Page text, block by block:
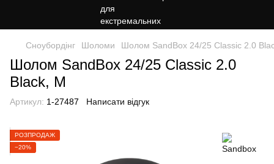
Сноубордiнг Шоломи Шолом SandBox 24/25 Classic 2.0
Шолом SandBox 24/25 Classic 2.0
Black, M
Артикул: 1-27487 Написати відгук
РОЗПРОДАЖ
−20%